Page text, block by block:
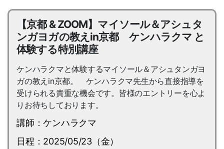
【京都 & ZOOM】マイソール＆アシュタ
ンガヨガの教えin京都 ケンハラクマ と
体験する特別講座
ケンハラクマと体験するマイソール＆アシュタンガヨ
ガの教えin京都。 ケンハラクマ先生から直接指導を
受けられる貴重な機会です。皆様のエントリーを心よ
りお待ちしております。
講師：ケンハラクマ
日程：2025/05/23（金）